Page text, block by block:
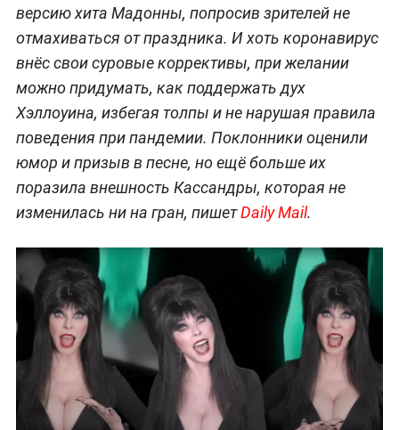
версию хита Мадонны, попросив зрителей не
отмахиваться от праздника. И хоть коронавирус
внёс свои суровые коррективы, при желании
можно придумать, как поддержать дух
Хэллоуина, избегая толпы и не нарушая правила
поведения при пандемии. Поклонники оценили
юмор и призыв в песне, но ещё больше их
поразила внешность Кассандры, которая не
изменилась ни на гран, пишетDaily Mail.